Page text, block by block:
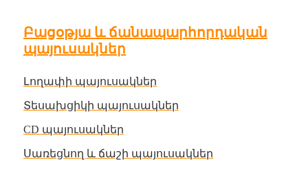
Բացօթյա և ճանապարհորդական
պայուսակներ
Լողափի պայուսակներ
Տեսախցիկի պայուսակներ
CD պայուսակներ
Սառեցնող և ճաշի պայուսակներ